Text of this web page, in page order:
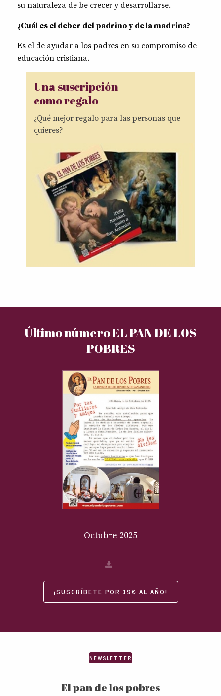
su naturaleza de be crecer y desarrollarse.
¿Cuál es el deber del padrino y de la madrina?
Es el de ayudar a los padres en su compromiso de
educación cristiana.
Una suscripción
como regalo
¿Qué mejor regalo para las personas que
quieres?
Último número EL PAN DE LOS
POBRES
Octubre 2025
¡SUSCRÍBETE POR 19€ AL AÑO!
El pan de los pobres
NEWSLETTER